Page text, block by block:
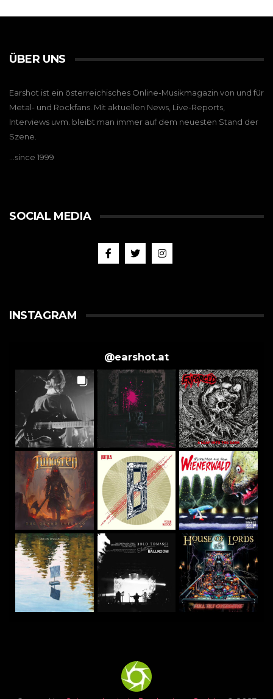
ÜBER UNS
Earshot ist ein österreichisches Online-Musikmagazin von und für
Metal- und Rockfans. Mit aktuellen News, Live-Reports,
Interviews uvm. bleibt man immer auf dem neuesten Stand der
Szene.
…since 1999
SOCIAL MEDIA
INSTAGRAM
@earshot.at